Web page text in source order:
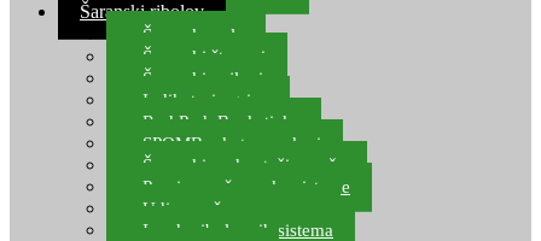
Šaranski ribolov
Šaranske role
Šaranski štapovi
Šaranski najloni
Indikatori ugriza
Rod Pod, Banksticks
SPOMB rakete, markeri
Šaranski podmetači, mreže
Pernice za šaranske sisteme
Udice za šarana, amura
Izrada ribolovnih sistema